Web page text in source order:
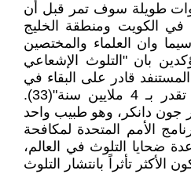
طويلة سوف تمر قبل أن
في الكويت ومنطقة الخليج
أضرار"(32)، لاسيما وان العلماء والمختصين
بان "التلوث الإشعاعي
المستنفد قادر على البقاء في
الأراضي التي يلوثها لفترة تقدر بـ 4 ملايين سنة"(33).
جون دانكر، وهو طبيب واحد
الأمم المتحدة لمكافحة
ضحايا التلوث في العالم،
تأثراً بانتشار التلوث